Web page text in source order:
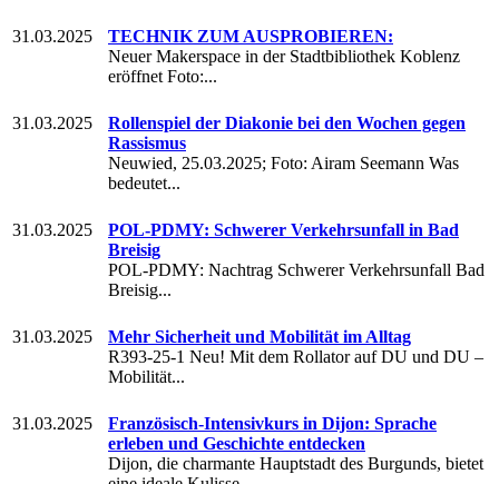
31.03.2025
TECHNIK ZUM AUSPROBIEREN:
Neuer Makerspace in der Stadtbibliothek Koblenz
eröffnet Foto:...
31.03.2025
Rollenspiel der Diakonie bei den Wochen gegen
Rassismus
Neuwied, 25.03.2025; Foto: Airam Seemann Was
bedeutet...
31.03.2025
POL-PDMY: Schwerer Verkehrsunfall in Bad
Breisig
POL-PDMY: Nachtrag Schwerer Verkehrsunfall Bad
Breisig...
31.03.2025
Mehr Sicherheit und Mobilität im Alltag
R393-25-1 Neu! Mit dem Rollator auf DU und DU –
Mobilität...
31.03.2025
Französisch-Intensivkurs in Dijon: Sprache
erleben und Geschichte entdecken
Dijon, die charmante Hauptstadt des Burgunds, bietet